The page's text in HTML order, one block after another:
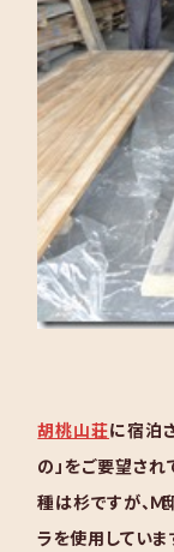
胡桃山荘に宿泊
の」をご要望さ
種は杉ですが、
ラを使用していま